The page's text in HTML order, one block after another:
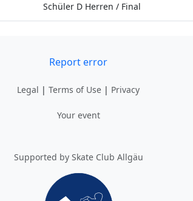
Schüler D Herren / Final
Report error
Legal | Terms of Use | Privacy
Your event
Supported by Skate Club Allgäu